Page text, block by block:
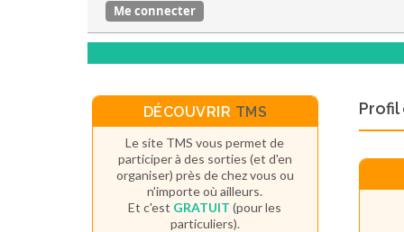
Me connecter
DÉCOUVRIR TMS
Le site TMS vous permet de
participer à des sorties (et d'en
organiser) près de chez vous ou
n'importe où ailleurs.
Et c'est GRATUIT (pour les
particuliers).